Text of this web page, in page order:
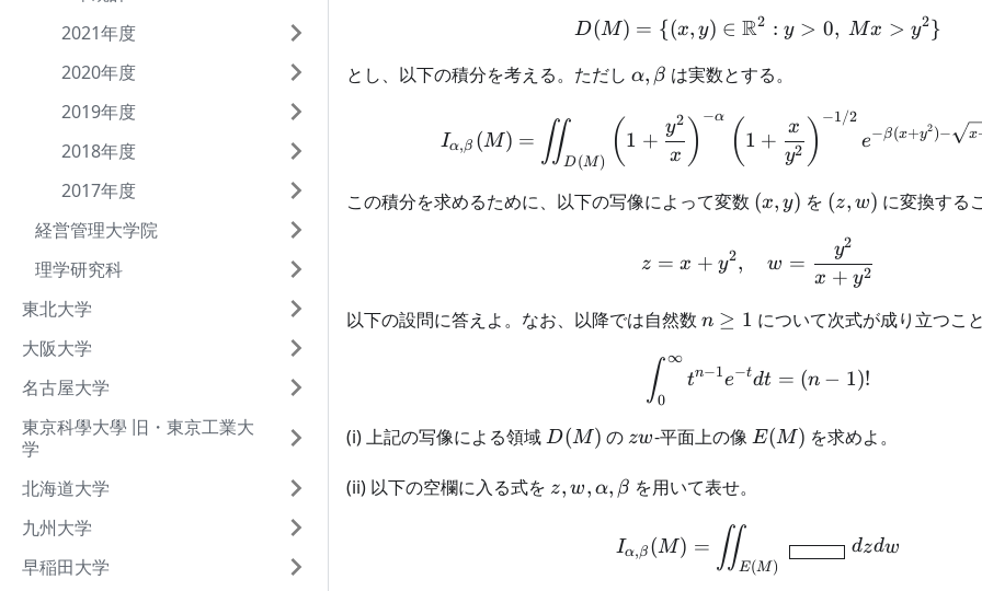
2021年度
2020年度
2019年度
2018年度
2017年度
経営管理大学院
理学研究科
東北大学
大阪大学
名古屋大学
東京科學大學 旧・東京工業大
学
北海道大学
九州大学
早稲田大学
D(M) = \{ (x,y) \in
D(M) = {(x, y) ∈ R2 : y > 0, Mx > y2}
とし、以下の積分を考える。ただし \alpha,
α, β は実数とする。
I_{\alpha,\beta}(M)
Iα,β (M) = ∬D(M) ( 1 +
x
y2 )
−α ( 1 +
y2
x ) −1/2
e−β(x+y2)− x
この積分を求めるために、以下の写像によって変数 (x,y)
(x, y) を (z,w)
(z, w) に変換する
z = x + y^2, \quad w
z = x + y2, w =
x + y2
y2
以下の設問に答えよ。なお、以降では自然数 n
1
n ≥ 1 について次式が成り立つこ
\int_0^{\infty} t^{n-
∫0
∞
tn−1e−tdt = (n − 1)!
(i) 上記の写像による領域 D(M)
D(M) の zw
zw-平面上の像 E(M)
E(M) を求めよ。
(ii) 以下の空欄に入る式を z, w,
z, w, α, β を用いて表せ。
I_{\alpha,\beta}(M)
Iα,β (M) = ∬E(M )
dzdw